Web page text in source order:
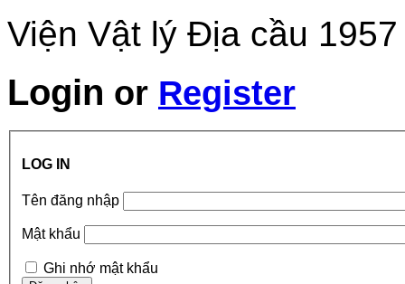
Viện Vật lý Địa cầu
Login or Register
LOG IN
Tên đăng nhập
Mật khẩu
Ghi nhớ mật khẩu